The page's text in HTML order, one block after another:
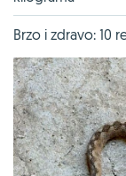
Brzo i zdravo: 10